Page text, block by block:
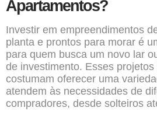
Apartamentos?
Investir em empreendimentos
planta e prontos para morar é
para quem busca um novo lar
de investimento. Esses
costumam oferecer uma
atendem às necessidades de
compradores, desde solteiros